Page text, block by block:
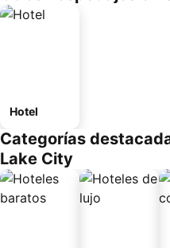
Hotel
Categorías
Lake City